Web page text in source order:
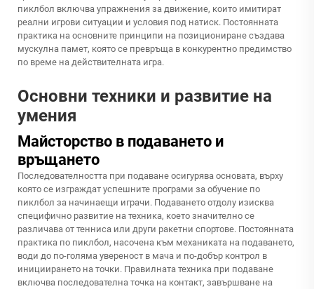
пиклбол включва упражнения за движение, които имитират
реални игрови ситуации и условия под натиск. Постоянната
практика на основните принципи на позициониране създава
мускулна памет, която се превръща в конкурентно предимство
по време на действителната игра.
Основни техники и развитие на
умения
Майсторство в подаването и
връщането
Последователността при подаване осигурява основата, върху
която се изграждат успешните програми за обучение по
пиклбол за начинаещи играчи. Подаването отдолу изисква
специфично развитие на техника, което значително се
различава от тенниса или други ракетни спортове. Постоянната
практика по пиклбол, насочена към механиката на подаването,
води до по-голяма увереност в мача и по-добър контрол в
инициирането на точки. Правилната техника при подаване
включва последователна точка на контакт, завършване на